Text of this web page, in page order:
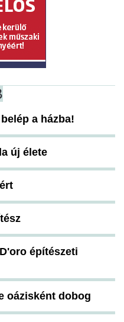
a házba!
új élete
építészeti
oázisként dobog